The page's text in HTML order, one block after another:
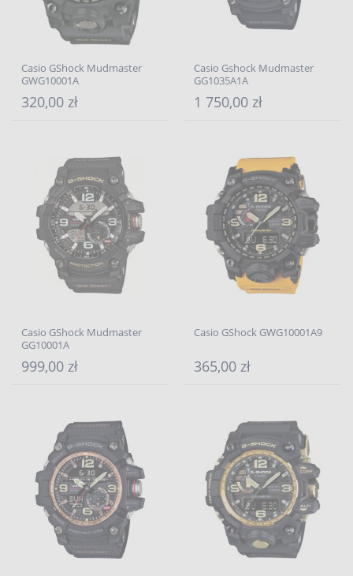
Casio GShock Mudmaster
GWG10001A
320,00 zł
Casio Gshock Mudmaster
GG1035A1A
1 750,00 zł
Casio GShock Mudmaster
GG10001A
999,00 zł
Casio GShock GWG10001A9
365,00 zł